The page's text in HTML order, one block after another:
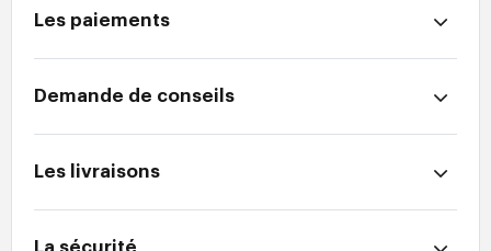
Les paiements
Demande de conseils
Les livraisons